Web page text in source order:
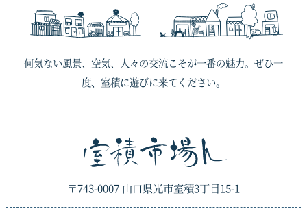
何気ない風景、空気、人々の交流こそが一番の魅力。ぜひ一
度、室積に遊びに来てください。
〒743-0007 山口県光市室積3丁目15-1